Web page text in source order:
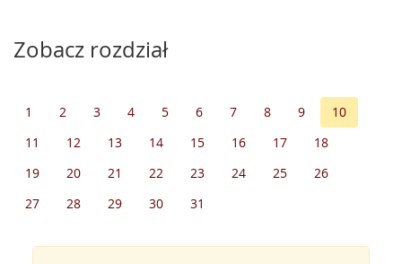
Zobacz rozdział
1 2 3 4 5 6 7 8 9
10
11
12 13 14 15 16 17
18
19
20 21 22 23 24 25
26
27
28 29 30 31